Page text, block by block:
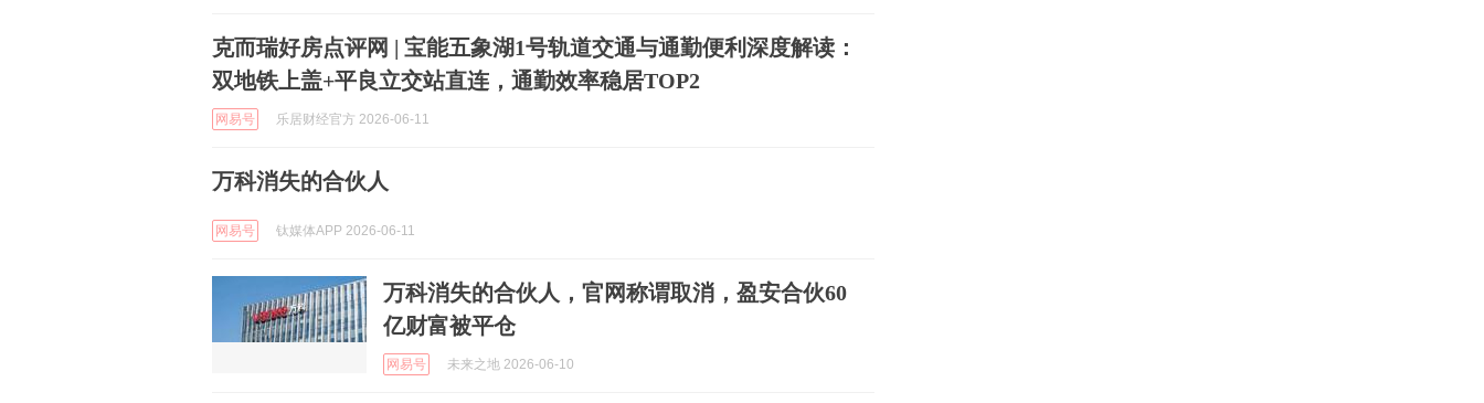
克而瑞好房点评网 | 宝能五象湖1号轨道交通与通勤便利深度解读：
双地铁上盖+平良立交站直连，通勤效率稳居TOP2
网易号 乐居财经官方 2026-06-11
万科消失的合伙人
网易号 钛媒体APP 2026-06-11
万科消失的合伙人，官网称谓取消，盈安合伙60
亿财富被平仓
网易号 未来之地 2026-06-10